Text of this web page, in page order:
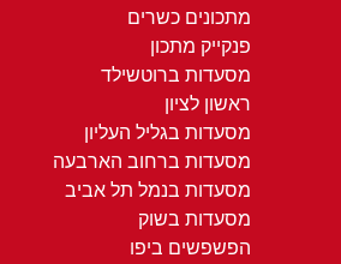
מתכונים כשרים
פנקייק מתכון
מסעדות ברוטשילד
ראשון לציון
מסעדות בגליל העליון
מסעדות ברחוב הארבעה
מסעדות בנמל תל אביב
מסעדות בשוק
הפשפשים ביפו